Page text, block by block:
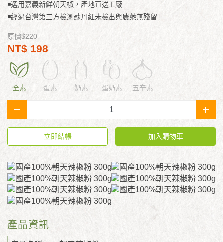
◾選用嘉義新鮮朝天椒，產地直送工廠
◾經過台灣第三方檢測蘇丹紅未檢出與農藥無殘留
原價$220
NT$ 198
全素 蛋素 奶素 蛋奶素 五辛素
- +
立即結帳 加入購物車
產品資訊